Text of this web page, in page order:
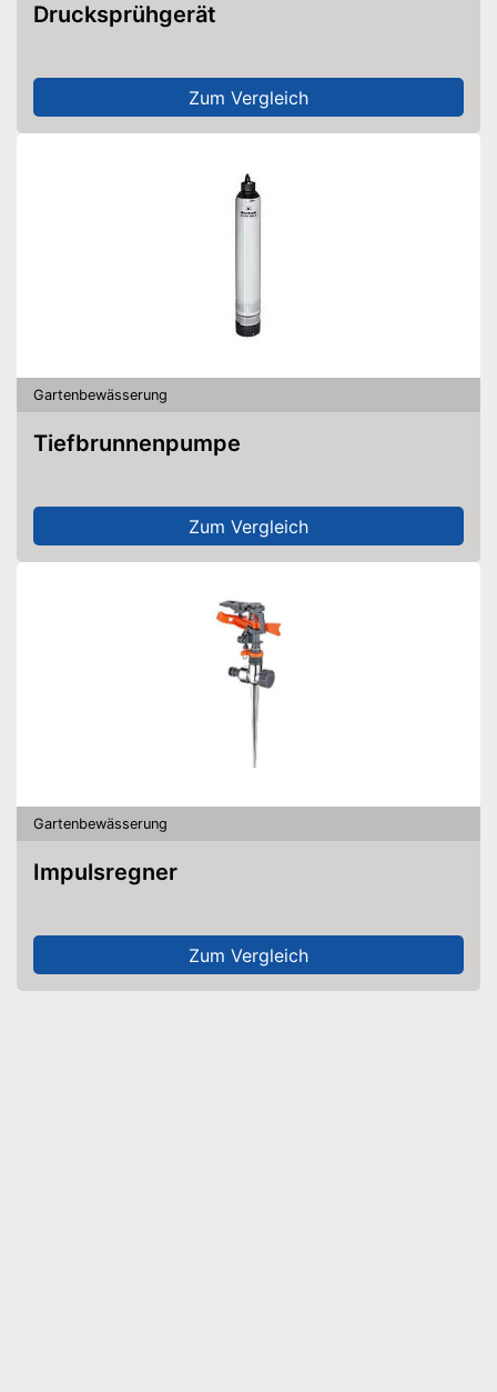
Drucksprühgerät
Zum Vergleich
Gartenbewässerung
Tiefbrunnenpumpe
Zum Vergleich
Gartenbewässerung
Impulsregner
Zum Vergleich